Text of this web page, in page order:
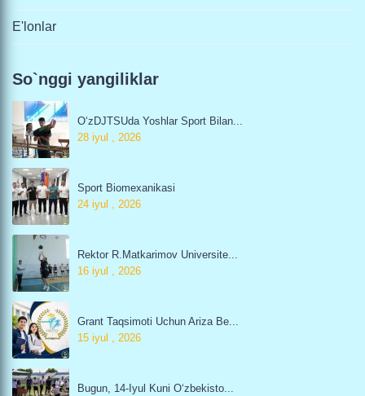
E'lonlar
So`nggi yangiliklar
O‘zDJTSUda Yoshlar Sport Bilan...
28 iyul , 2026
Sport Biomexanikasi
24 iyul , 2026
Rektor R.Matkarimov Universite...
16 iyul , 2026
Grant Taqsimoti Uchun Ariza Be...
15 iyul , 2026
Bugun, 14-Iyul Kuni O‘zbekisto...